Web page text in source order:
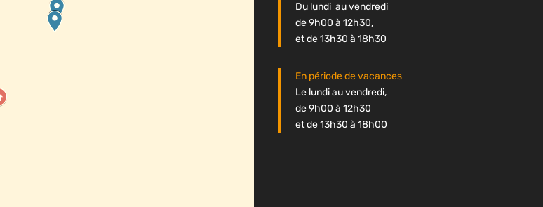
Du lundi au vendredi
de 9h00 à 12h30,
et de 13h30 à 18h30
En période de vacances
Le lundi au vendredi,
de 9h00 à 12h30
et de 13h30 à 18h00